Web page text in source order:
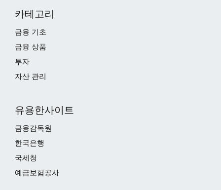
카테고리
금융 기초
금융 상품
투자
자산 관리
유용한사이트
금융감독원
한국은행
국세청
예금보험공사